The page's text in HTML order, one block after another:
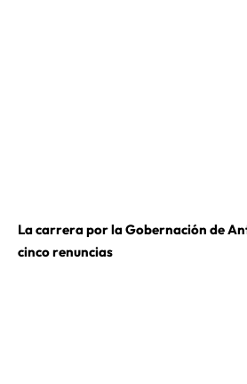
La carrera por la Gobernación de
cinco renuncias